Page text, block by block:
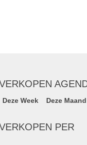
Deze Week Deze Maand
PER